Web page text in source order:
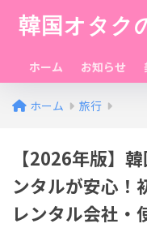
韓国オタク
ホーム お知らせ
ホーム 旅行
【2026年版】
ンタルが安心！
レンタル会社・